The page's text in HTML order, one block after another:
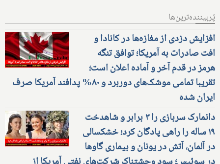
پُربیننده‌ترین‌ها
افزایش دزدی از مغازه‌ها در کانادا و
افت صادرات به آمریکا؛ توافق تنگه
هرمز در قدم آخر و آماده اعلان است؛
تقریبا تمامی موشک‌های دوربرد و ۸۰% پدافند آمریکا صرف
ایران شده
دانمارک سربازی را ۳ برابر و شاهدخت
۱۹ ساله را راهی پادگان کرد؛ خشکسالی
در آلمان، آتش در یونان و بیماری گاوها